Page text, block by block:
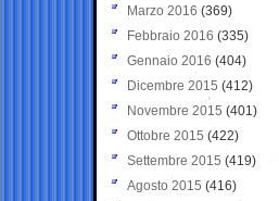
Marzo 2016 (369)
Febbraio 2016 (335)
Gennaio 2016 (404)
Dicembre 2015 (412)
Novembre 2015 (401)
Ottobre 2015 (422)
Settembre 2015 (419)
Agosto 2015 (416)